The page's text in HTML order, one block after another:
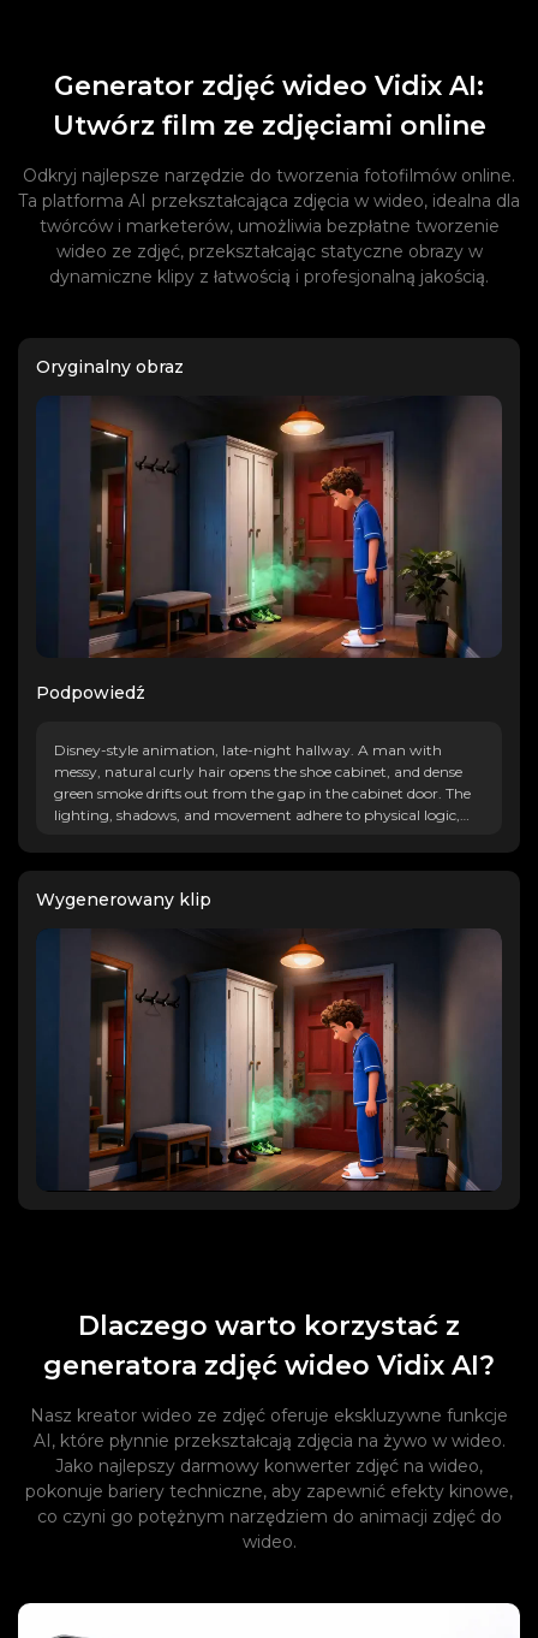
Generator zdjęć wideo Vidix AI:
Utwórz film ze zdjęciami online
Odkryj najlepsze narzędzie do tworzenia fotofilmów online.
Ta platforma AI przekształcająca zdjęcia w wideo, idealna dla
twórców i marketerów, umożliwia bezpłatne tworzenie
wideo ze zdjęć, przekształcając statyczne obrazy w
dynamiczne klipy z łatwością i profesjonalną jakością.
Oryginalny obraz
Podpowiedź
Disney-style animation, late-night hallway. A man with
messy, natural curly hair opens the shoe cabinet, and dense
green smoke drifts out from the gap in the cabinet door. The
lighting, shadows, and movement adhere to physical logic,
Wygenerowany klip
Dlaczego warto korzystać z
generatora zdjęć wideo Vidix AI?
Nasz kreator wideo ze zdjęć oferuje ekskluzywne funkcje
AI, które płynnie przekształcają zdjęcia na żywo w wideo.
Jako najlepszy darmowy konwerter zdjęć na wideo,
pokonuje bariery techniczne, aby zapewnić efekty kinowe,
co czyni go potężnym narzędziem do animacji zdjęć do
wideo.